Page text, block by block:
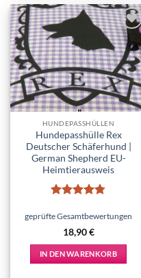
Add to
wishlist
HUNDEPASSHÜLLEN
Hundepasshülle Rex
Deutscher Schäferhund |
German Shepherd EU-
Heimtierausweis
mit4.75
von 5
geprüfte Gesamtbewertungen
18,90€
IN DEN WARENKORB